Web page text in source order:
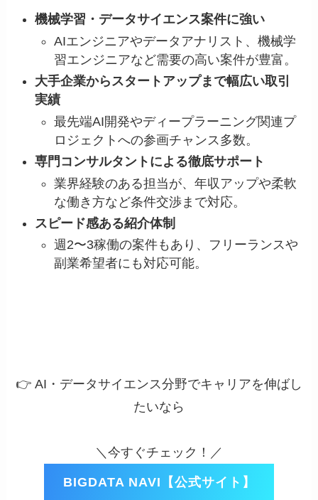
機械学習・データサイエンス案件に強い
AIエンジニアやデータアナリスト、機械学
習エンジニアなど需要の高い案件が豊富。
大手企業からスタートアップまで幅広い取引
実績
最先端AI開発やディープラーニング関連プ
ロジェクトへの参画チャンス多数。
専門コンサルタントによる徹底サポート
業界経験のある担当が、年収アップや柔軟
な働き方など条件交渉まで対応。
スピード感ある紹介体制
週2〜3稼働の案件もあり、フリーランスや
副業希望者にも対応可能。
👉 AI・データサイエンス分野でキャリアを伸ばし
たいなら
＼今すぐチェック！／
BIGDATA NAVI【公式サイト】